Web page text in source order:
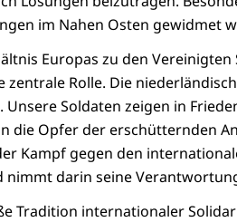
im Nahen Osten gewidmet
Europas zu den
zentrale Rolle. Die
Soldaten zeigen in
die Opfer der erschütternden
Kampf gegen den
nimmt darin seine
Tradition internationaler